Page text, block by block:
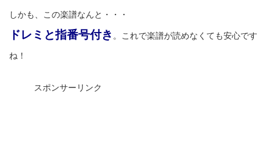
しかも、この楽譜なんと・・・
ドレミと指番号付き 。これで楽譜が読めなくても安心です
ね！
スポンサーリンク